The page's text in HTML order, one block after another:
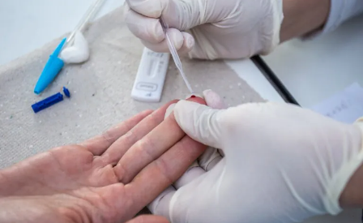
Semana da Alimentação – Sesc Canoas
Data: 15 a 17/10 (quarta a sexta-feira)
Local: Sesc Canoas (Av. Guilherme Schell, 5340)
Gratuito, sem necessidade de
inscrição
Programação: